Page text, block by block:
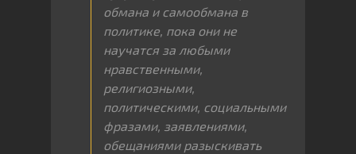
обмана и самообмана в
политике, пока они не
научатся за любыми
нравственными,
религиозными,
политическими, социальными
фразами, заявлениями,
обещаниями разыскивать